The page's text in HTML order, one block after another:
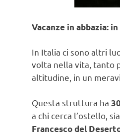
Vacanze in abbazia:
In Italia ci sono altri
volta nella vita, tanto
altitudine, in un
Questa struttura ha
a chi cerca l’ostello,
Francesco del